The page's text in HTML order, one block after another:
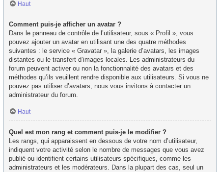
Haut
Comment puis-je afficher un avatar ?
Dans le panneau de contrôle de l’utilisateur, sous « Profil », vous
pouvez ajouter un avatar en utilisant une des quatre méthodes
suivantes : le service « Gravatar », la galerie d’avatars, les images
distantes ou le transfert d’images locales. Les administrateurs du
forum peuvent activer ou non la fonctionnalité des avatars et des
méthodes qu’ils veuillent rendre disponible aux utilisateurs. Si vous ne
pouvez pas utiliser d’avatars, nous vous invitons à contacter un
administrateur du forum.
Haut
Quel est mon rang et comment puis-je le modifier ?
Les rangs, qui apparaissent en dessous de votre nom d’utilisateur,
indiquent votre activité selon le nombre de messages que vous avez
publié ou identifient certains utilisateurs spécifiques, comme les
administrateurs et les modérateurs. Dans la plupart des cas, seul un